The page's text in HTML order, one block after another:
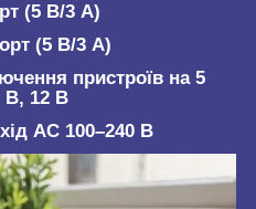
(5 В/3 А)
(5 В/3 А)
пристроїв на 5
В, 12 В
AC 100–240 В